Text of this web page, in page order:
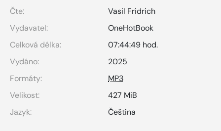
Čte:
Vasil Fridrich
Vydavatel:
OneHotBook
Celková délka:
07:44:49 hod.
Vydáno:
2025
Formáty:
MP3
Velikost:
427 MiB
Jazyk:
Čeština